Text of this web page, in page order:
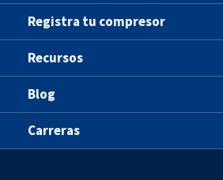
Registra tu compresor
Recursos
Blog
Carreras